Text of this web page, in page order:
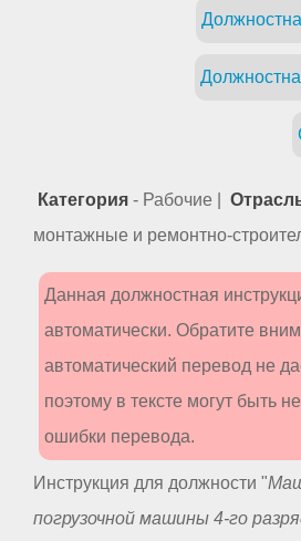
Категория - Рабочие |
монтажные и ремонтно-
Данная должностная
автоматически. Обратите
автоматический перевод не
поэтому в тексте могут быть
ошибки перевода.
Инструкция для должности "
погрузочной машины 4-го